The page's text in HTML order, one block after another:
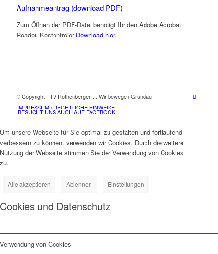
Aufnahmeantrag (download PDF)
Zum Öffnen der PDF-Datei benötigt Ihr den Adobe Acrobat
Reader. Kostenfreier Download hier.
© Copyright - TV Rothenbergen ... Wir bewegen Gründau
IMPRESSUM / RECHTLICHE HINWEISE
BESUCHT UNS AUCH AUF FACEBOOK
Um unsere Webseite für Sie optimal zu gestalten und fortlaufend
verbessern zu können, verwenden wir Cookies. Durch die weitere
Nutzung der Webseite stimmen Sie der Verwendung von Cookies
zu.
Alle akzeptieren Ablehnen Einstellungen
Cookies und Datenschutz
Verwendung von Cookies